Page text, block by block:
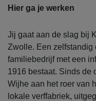
Hier ga je werken
Jij gaat aan de slag bij
Zwolle. Een
familiebedrijf met een
1916 bestaat. Sinds de
Wijhe aan het roer van
lokale verffabriek,